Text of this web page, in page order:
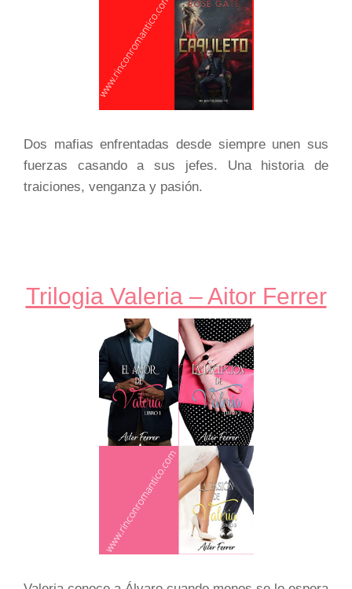
Dos mafias enfrentadas desde siempre unen sus
fuerzas casando a sus jefes. Una historia de
traiciones, venganza y pasión.
Trilogia Valeria – Aitor Ferrer